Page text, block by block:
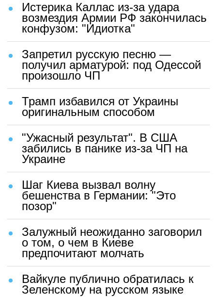
Истерика Каллас из-за удара
возмездия Армии РФ закончилась
конфузом: "Идиотка"
Запретил русскую песню —
получил арматурой: под Одессой
произошло ЧП
Трамп избавился от Украины
оригинальным способом
"Ужасный результат". В США
забились в панике из-за ЧП на
Украине
Шаг Киева вызвал волну
бешенства в Германии: "Это
позор"
Залужный неожиданно заговорил
о том, о чем в Киеве
предпочитают молчать
Вайкуле публично обратилась к
Зеленскому на русском языке